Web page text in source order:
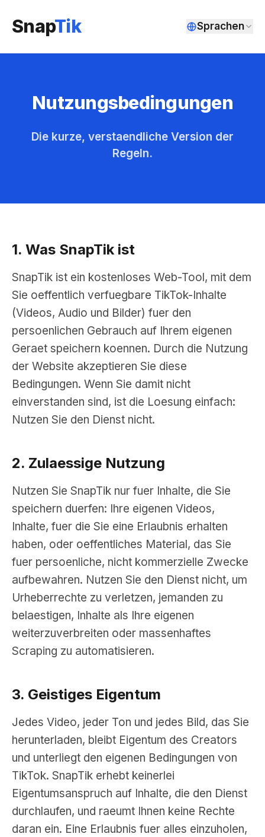
SnapTik Sprachen
Nutzungsbedingungen
Die kurze, verstaendliche Version der
Regeln.
1. Was SnapTik ist
SnapTik ist ein kostenloses Web-Tool, mit dem
Sie oeffentlich verfuegbare TikTok-Inhalte
(Videos, Audio und Bilder) fuer den
persoenlichen Gebrauch auf Ihrem eigenen
Geraet speichern koennen. Durch die Nutzung
der Website akzeptieren Sie diese
Bedingungen. Wenn Sie damit nicht
einverstanden sind, ist die Loesung einfach:
Nutzen Sie den Dienst nicht.
2. Zulaessige Nutzung
Nutzen Sie SnapTik nur fuer Inhalte, die Sie
speichern duerfen: Ihre eigenen Videos,
Inhalte, fuer die Sie eine Erlaubnis erhalten
haben, oder oeffentliches Material, das Sie
fuer persoenliche, nicht kommerzielle Zwecke
aufbewahren. Nutzen Sie den Dienst nicht, um
Urheberrechte zu verletzen, jemanden zu
belaestigen, Inhalte als Ihre eigenen
weiterzuverbreiten oder massenhaftes
Scraping zu automatisieren.
3. Geistiges Eigentum
Jedes Video, jeder Ton und jedes Bild, das Sie
herunterladen, bleibt Eigentum des Creators
und unterliegt den eigenen Bedingungen von
TikTok. SnapTik erhebt keinerlei
Eigentumsanspruch auf Inhalte, die den Dienst
durchlaufen, und raeumt Ihnen keine Rechte
daran ein. Eine Erlaubnis fuer alles einzuholen,